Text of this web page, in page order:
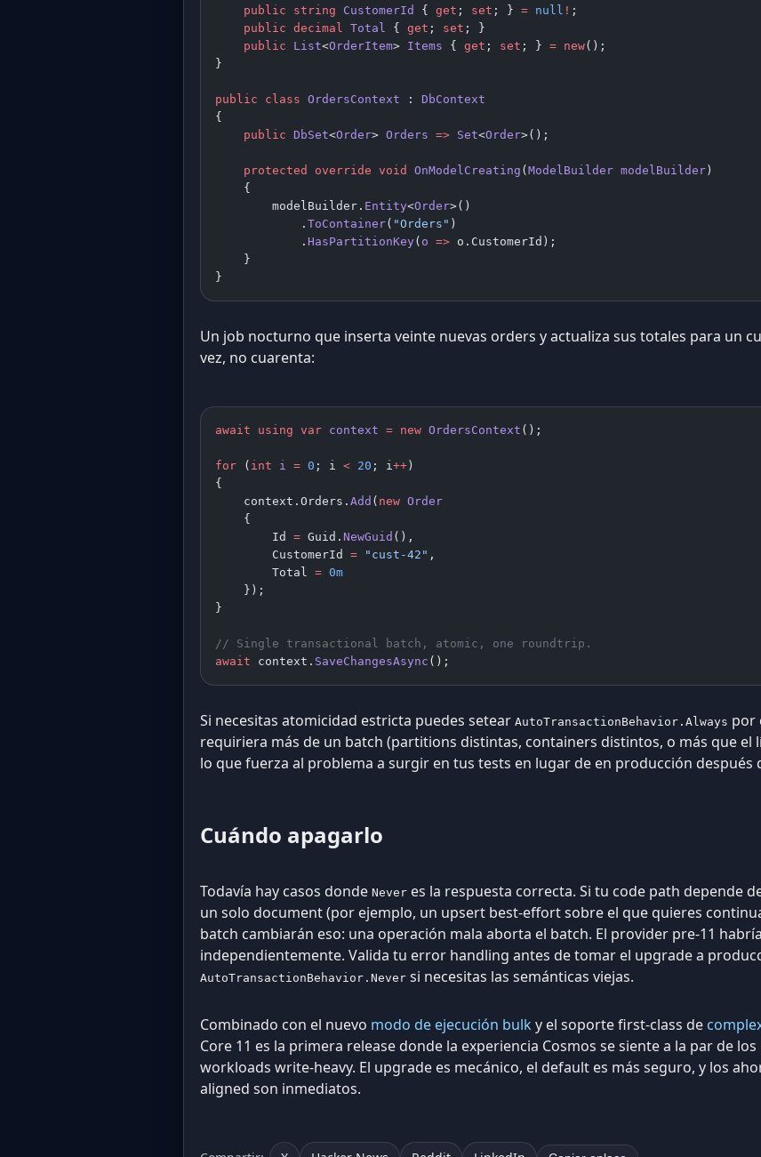
    public
string CustomerId { get ; set ; } = null ! ;
    public
decimal Total { get ; set ; }
    public
List<OrderItem> Items { get ; set ; } = new();
}
public class OrdersContext : DbContext
{
    public
DbSet<Order> Orders => Set<Order>();
    protected
override void OnModelCreating (ModelBuilder modelBuilder)
    {
        modelBuilder.
Entity<Order>()
            .
ToContainer( "Orders" )
            .
HasPartitionKey( o => o.CustomerId);
    }
}
Un job nocturno que inserta veinte nuevas orders y actualiza sus totales para un
vez, no cuarenta:
await using var context = new OrdersContext ();
for ( int i = 0 ; i < 20 ; i ++)
{
    context.Orders.
Add ( new Order
    {
        Id
= Guid. NewGuid (),
        CustomerId
= "cust-42" ,
        Total
= 0m
    });
}
// Single transactional batch, atomic, one roundtrip.
await context. SaveChangesAsync ();
Si necesitas atomicidad estricta puedes setear AutoTransactionBehavior.Always por
requiriera más de un batch (partitions distintas, containers distintos, o más que el
lo que fuerza al problema a surgir en tus tests en lugar de en producción después
Cuándo apagarlo
Todavía hay casos donde Never es la respuesta correcta. Si tu code path depende
un solo document (por ejemplo, un upsert best-effort sobre el que quieres
batch cambiarán eso: una operación mala aborta el batch. El provider pre-11
independientemente. Valida tu error handling antes de tomar el upgrade a
AutoTransactionBehavior.Never si necesitas las semánticas viejas.
Combinado con el nuevo modo de ejecución bulk y el soporte first-class de
Core 11 es la primera release donde la experiencia Cosmos se siente a la par de
workloads write-heavy. El upgrade es mecánico, el default es más seguro, y los
aligned son inmediatos.